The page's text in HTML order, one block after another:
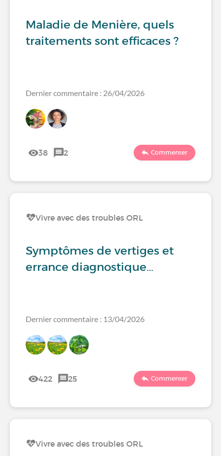
Maladie de Menière, quels
traitements sont efficaces ?
Dernier commentaire : 26/04/2026
38 2 Commenter
Vivre avec des troubles ORL
Symptômes de vertiges et
errance diagnostique…
Dernier commentaire : 13/04/2026
422 25 Commenter
Vivre avec des troubles ORL